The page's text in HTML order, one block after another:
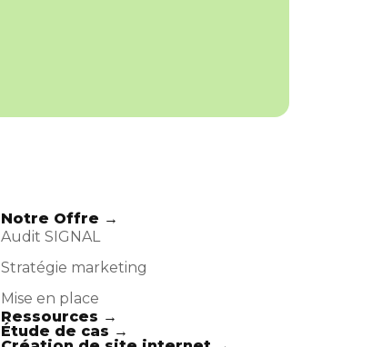
Notre Offre →
Audit SIGNAL
Stratégie marketing​
Mise en place
Ressources →
Étude de cas →